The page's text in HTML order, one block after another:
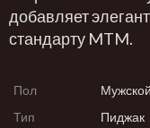
добавляет
стандарту MTM.
Пол Мужской
Тип
Пиджак